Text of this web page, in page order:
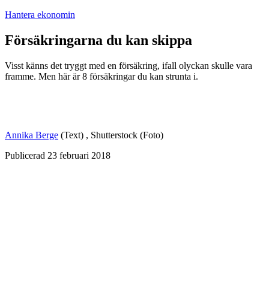
Hantera ekonomin
Försäkringarna du kan skippa
Visst känns det tryggt med en försäkring, ifall olyckan skulle vara
framme. Men här är 8 försäkringar du kan strunta i.
Annika Berge (Text) , Shutterstock (Foto)
Publicerad 23 februari 2018